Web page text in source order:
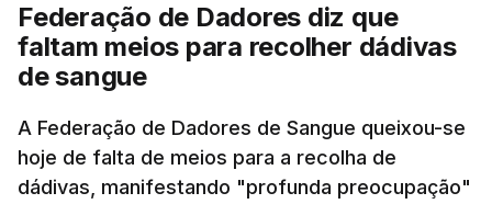
Federação de Dadores diz que
faltam meios para recolher dádivas
de sangue
A Federação de Dadores de Sangue queixou-se
hoje de falta de meios para a recolha de
dádivas, manifestando "profunda preocupação"